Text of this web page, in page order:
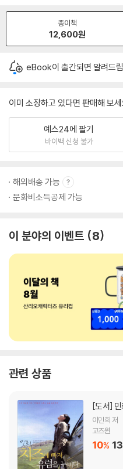
종이책
12,600원
eBook이 출간되면 알려드
이미 소장하고 있다면 판매해 보세
예스24에 팔기
바이백 신청 불가
해외배송 가능
문화비소득공제 가능
이 분야의 이벤트 8
관련 상품
[도서]
이민희 저
고즈윈
10%